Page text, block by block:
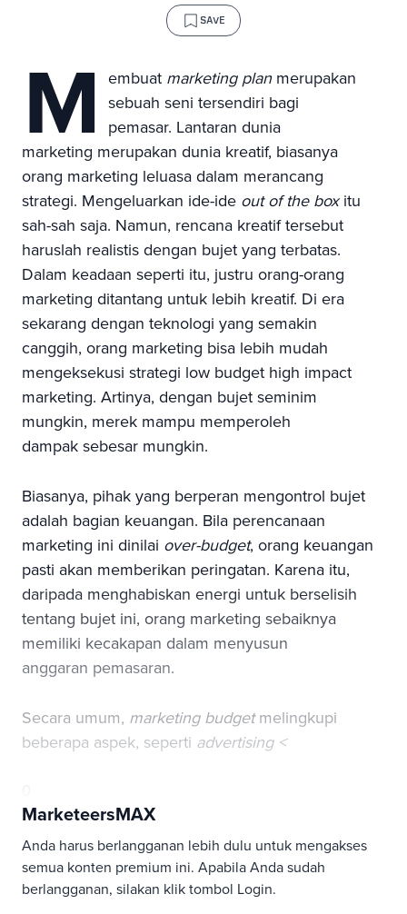
SAVE
M embuat marketing planmerupakan
sebuah seni tersendiri bagi
pemasar. Lantaran dunia
marketing merupakan dunia kreatif, biasanya
orang marketing leluasa dalam merancang
strategi. Mengeluarkan ide-ide out of the boxitu
sah-sah saja. Namun, rencana kreatif tersebut
haruslah realistis dengan bujet yang terbatas.
Dalam keadaan seperti itu, justru orang-orang
marketing ditantang untuk lebih kreatif. Di era
sekarang dengan teknologi yang semakin
canggih, orang marketing bisa lebih mudah
mengeksekusi strategi low budget high impact
marketing. Artinya, dengan bujet seminim
mungkin, merek mampu memperoleh
dampak sebesar mungkin.
Biasanya, pihak yang berperan mengontrol bujet
adalah bagian keuangan. Bila perencanaan
marketing ini dinilai over-budget, orang keuangan
pasti akan memberikan peringatan. Karena itu,
daripada menghabiskan energi untuk berselisih
tentang bujet ini, orang marketing sebaiknya
memiliki kecakapan dalam menyusun
anggaran pemasaran.
Secara umum, marketing budgetmelingkupi
beberapa aspek, seperti advertising <
MarketeersMAX
Anda harus berlangganan lebih dulu untuk mengakses
semua konten premium ini. Apabila Anda sudah
berlangganan, silakan klik tombol Login.